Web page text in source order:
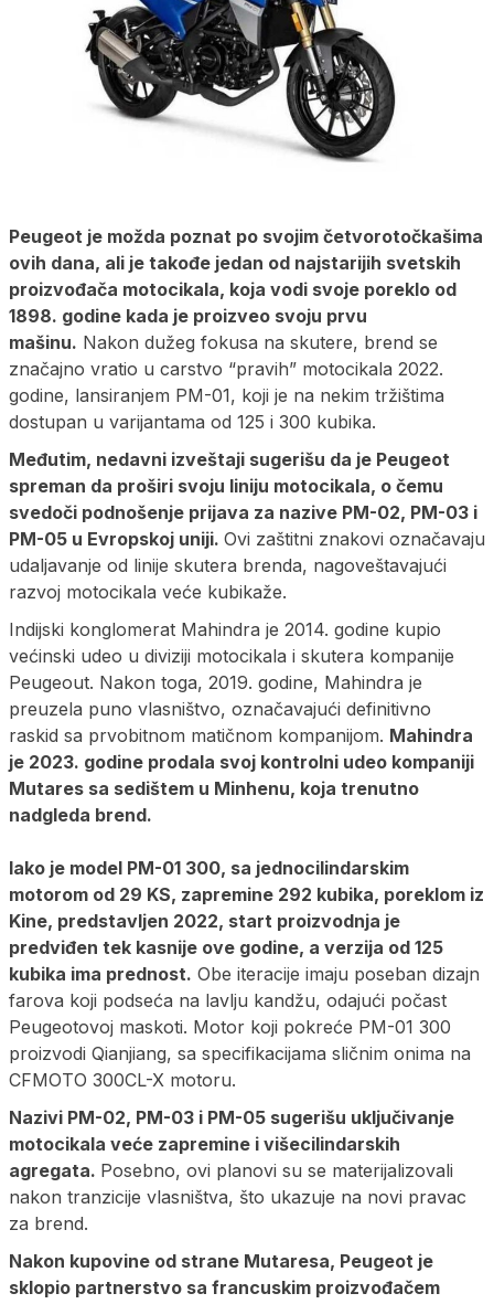
Peugeot je možda poznat po svojim četvorotočkašima
ovih dana, ali je takođe jedan od najstarijih svetskih
proizvođača motocikala, koja vodi svoje poreklo od
1898. godine kada je proizveo svoju prvu
mašinu. Nakon dužeg fokusa na skutere, brend se
značajno vratio u carstvo “pravih” motocikala 2022.
godine, lansiranjem PM-01, koji je na nekim tržištima
dostupan u varijantama od 125 i 300 kubika.
Međutim, nedavni izveštaji sugerišu da je Peugeot
spreman da proširi svoju liniju motocikala, o čemu
svedoči podnošenje prijava za nazive PM-02, PM-03 i
PM-05 u Evropskoj uniji. Ovi zaštitni znakovi označavaju
udaljavanje od linije skutera brenda, nagoveštavajući
razvoj motocikala veće kubikaže.
Indijski konglomerat Mahindra je 2014. godine kupio
većinski udeo u diviziji motocikala i skutera kompanije
Peugeout. Nakon toga, 2019. godine, Mahindra je
preuzela puno vlasništvo, označavajući definitivno
raskid sa prvobitnom matičnom kompanijom. Mahindra
je 2023. godine prodala svoj kontrolni udeo kompaniji
Mutares sa sedištem u Minhenu, koja trenutno
nadgleda brend.
Iako je model PM-01 300, sa jednocilindarskim
motorom od 29 KS, zapremine 292 kubika, poreklom iz
Kine, predstavljen 2022, start proizvodnja je
predviđen tek kasnije ove godine, a verzija od 125
kubika ima prednost. Obe iteracije imaju poseban dizajn
farova koji podseća na lavlju kandžu, odajući počast
Peugeotovoj maskoti. Motor koji pokreće PM-01 300
proizvodi Qianjiang, sa specifikacijama sličnim onima na
CFMOTO 300CL-X motoru.
Nazivi PM-02, PM-03 i PM-05 sugerišu uključivanje
motocikala veće zapremine i višecilindarskih
agregata. Posebno, ovi planovi su se materijalizovali
nakon tranzicije vlasništva, što ukazuje na novi pravac
za brend.
Nakon kupovine od strane Mutaresa, Peugeot je
sklopio partnerstvo sa francuskim proizvođačem